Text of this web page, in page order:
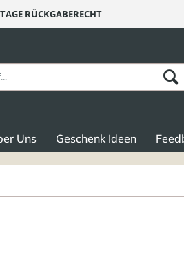
RÜCKGABERECHT
Uns Geschenk Ideen